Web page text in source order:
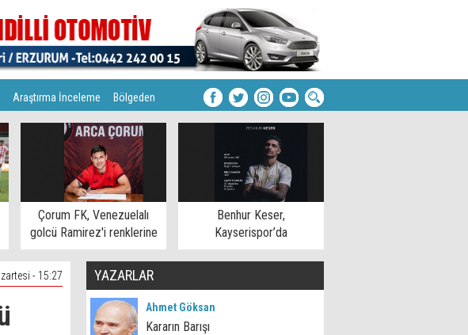
Araştırma İnceleme Bölgeden
Çorum FK, Venezuelalı
golcü Ramirez'i renklerine
bağladı
Benhur Keser,
Kayserispor’da
- 15:27 YAZARLAR
Ahmet Göksan
Kararın Barışı